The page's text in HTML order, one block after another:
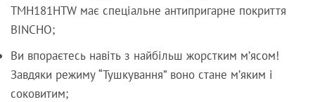
TMH181HTW має спеціальне антипригарне покриття
BINCHO;
Ви впораєтесь навіть з найбільш жорстким м’ясом!
Завдяки режиму “Тушкування” воно стане м’яким і
соковитим;